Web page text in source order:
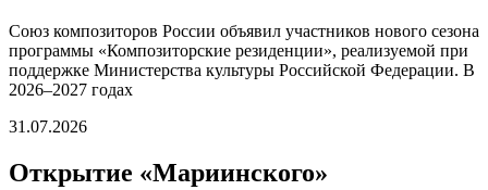
Союз композиторов России объявил участников нового сезона
программы «Композиторские резиденции», реализуемой при
поддержке Министерства культуры Российской Федерации. В
2026–2027 годах
31.07.2026
Открытие «Мариинского»